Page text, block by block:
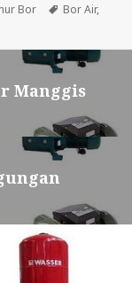
Bor Tags
Bor Air,
Manggis